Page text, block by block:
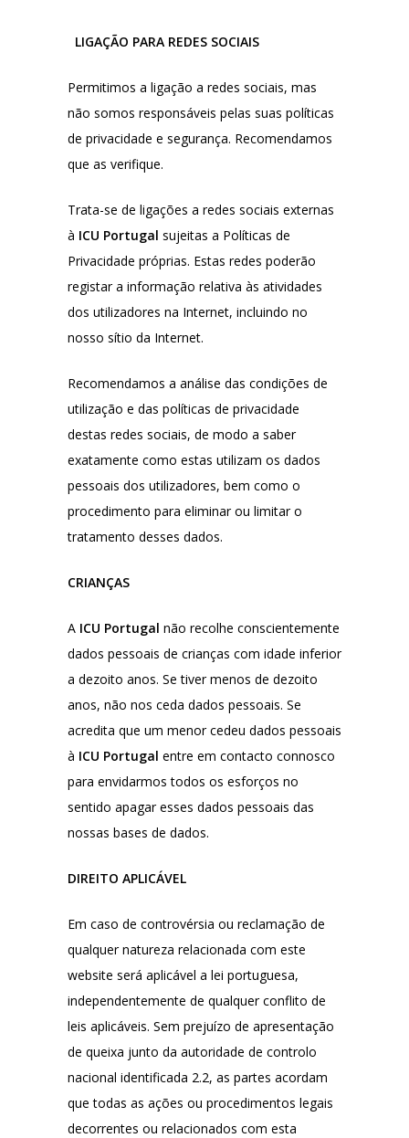
LIGAÇÃO PARA REDES SOCIAIS
Permitimos a ligação a redes sociais, mas
não somos responsáveis pelas suas políticas
de privacidade e segurança. Recomendamos
que as verifique.
Trata-se de ligações a redes sociais externas
à ICU Portugal sujeitas a Políticas de
Privacidade próprias. Estas redes poderão
registar a informação relativa às atividades
dos utilizadores na Internet, incluindo no
nosso sítio da Internet.
Recomendamos a análise das condições de
utilização e das políticas de privacidade
destas redes sociais, de modo a saber
exatamente como estas utilizam os dados
pessoais dos utilizadores, bem como o
procedimento para eliminar ou limitar o
tratamento desses dados.
CRIANÇAS
A ICU Portugal não recolhe conscientemente
dados pessoais de crianças com idade inferior
a dezoito anos. Se tiver menos de dezoito
anos, não nos ceda dados pessoais. Se
acredita que um menor cedeu dados pessoais
à ICU Portugal entre em contacto connosco
para envidarmos todos os esforços no
sentido apagar esses dados pessoais das
nossas bases de dados.
DIREITO APLICÁVEL
Em caso de controvérsia ou reclamação de
qualquer natureza relacionada com este
website será aplicável a lei portuguesa,
independentemente de qualquer conflito de
leis aplicáveis. Sem prejuízo de apresentação
de queixa junto da autoridade de controlo
nacional identificada 2.2, as partes acordam
que todas as ações ou procedimentos legais
decorrentes ou relacionados com esta